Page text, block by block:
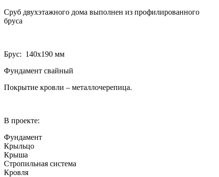
Сруб двухэтажного дома выполнен из профилированного
бруса
Брус: 140­х190 мм
Фундамент свайный
Покрытие кровли – металлочерепица.
В проекте:
Фундамент
Крыльцо
Крыша
Стропильная система
Кровля